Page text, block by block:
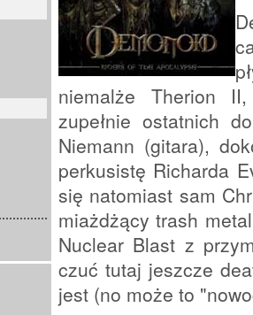
niemalże Therion
zupełnie ostatnich
Niemann (gitara),
perkusistę Richarda
się natomiast sam
miażdżący trash
Nuclear Blast z
czuć tutaj jeszcze
jest (no może to